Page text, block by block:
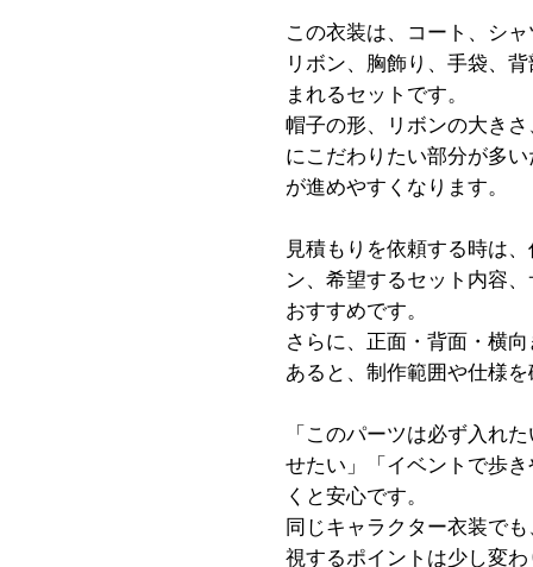
この衣装は、コート、シ
リボン、胸飾り、手袋、
まれるセットです。
帽子の形、リボンの大き
にこだわりたい部分が多
が進めやすくなります。
見積もりを依頼する時は
ン、希望するセット内容
おすすめです。
さらに、正面・背面・横
あると、制作範囲や仕様
「このパーツは必ず入れ
せたい」「イベントで歩
くと安心です。
同じキャラクター衣装で
視するポイントは少し変